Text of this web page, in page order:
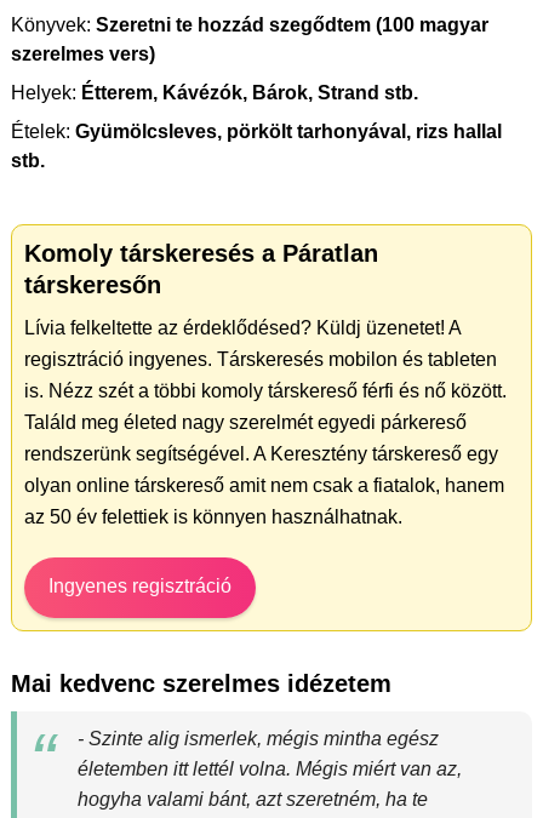
Könyvek: Szeretni te hozzád szegődtem (100 magyar
szerelmes vers)
Helyek: Étterem, Kávézók, Bárok, Strand stb.
Ételek: Gyümölcsleves, pörkölt tarhonyával, rizs hallal
stb.
Komoly társkeresés a Páratlan
társkeresőn
Lívia felkeltette az érdeklődésed? Küldj üzenetet! A
regisztráció ingyenes. Társkeresés mobilon és tableten
is. Nézz szét a többi komoly társkereső férfi és nő között.
Találd meg életed nagy szerelmét egyedi párkereső
rendszerünk segítségével. A Keresztény társkereső egy
olyan online társkereső amit nem csak a fiatalok, hanem
az 50 év felettiek is könnyen használhatnak.
Ingyenes regisztráció
Mai kedvenc szerelmes idézetem
- Szinte alig ismerlek, mégis mintha egész
életemben itt lettél volna. Mégis miért van az,
hogyha valami bánt, azt szeretném, ha te